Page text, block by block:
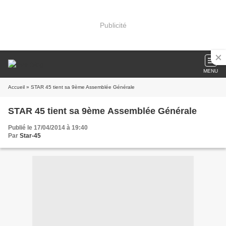
Publicité
MENU
Accueil » STAR 45 tient sa 9ème Assemblée Générale
STAR 45 tient sa 9ème Assemblée Générale
Publié le 17/04/2014 à 19:40
Par Star-45